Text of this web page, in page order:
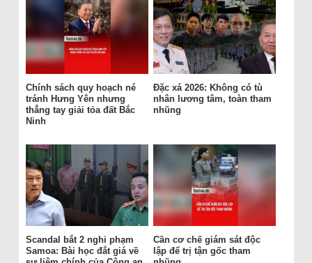
Chính sách quy hoạch né
tránh Hưng Yên nhưng
thẳng tay giải tỏa đất Bắc
Ninh
Đặc xá 2026: Không có tù
nhân lương tâm, toàn tham
nhũng
Scandal bắt 2 nghi phạm
Samoa: Bài học đắt giá về
Cần cơ chế giám sát độc
lập để trị tận gốc tham